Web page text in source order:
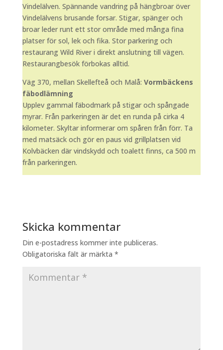
Vindelälven. Spännande vandring på hängbroar över
Vindelälvens brusande forsar. Stigar, spänger och
broar leder runt ett stor område med många fina
platser för sol, lek och fika. Stor parkering och
restaurang Wild River i direkt anslutning till vägen.
Restaurangbesök förbokas alltid.
Väg 370, mellan Skellefteå och Malå: Vormbäckens
fäbodlämning
Upplev gammal fäbodmark på stigar och spångade
myrar. Från parkeringen är det en runda på cirka 4
kilometer. Skyltar informerar om spåren från förr. Ta
med matsäck och gör en paus vid grillplatsen vid
Kolvbäcken där vindskydd och toalett finns, ca 500 m
från parkeringen.
Skicka kommentar
Din e-postadress kommer inte publiceras.
Obligatoriska fält är märkta *